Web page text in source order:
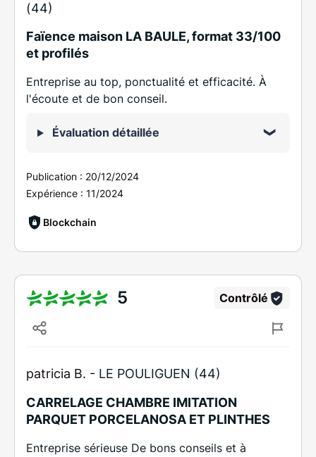
(44)
Faïence maison LA BAULE, format 33/100
et profilés
Entreprise au top, ponctualité et efficacité. À
l'écoute et de bon conseil.
Évaluation détaillée
Publication : 20/12/2024
Expérience : 11/2024
Blockchain
5 Contrôlé
patricia B. - LE POULIGUEN (44)
CARRELAGE CHAMBRE IMITATION
PARQUET PORCELANOSA ET PLINTHES
Entreprise sérieuse De bons conseils et à